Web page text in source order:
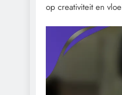
op creativiteit en